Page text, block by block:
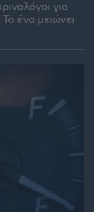
για
ένα μειώνει